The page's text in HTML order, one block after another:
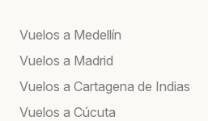
Vuelos a Medellín
Vuelos a Madrid
Vuelos a Cartagena de Indias
Vuelos a Cúcuta